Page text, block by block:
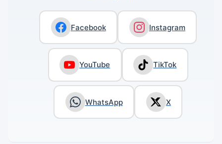
Facebook Instagram
YouTube TikTok
WhatsApp X